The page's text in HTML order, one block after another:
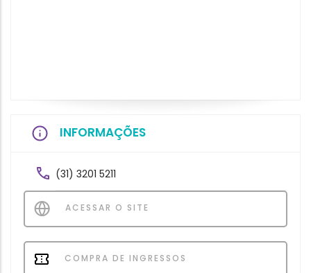
INFORMAÇÕES
(31) 3201 5211
ACESSAR O SITE
COMPRA DE INGRESSOS